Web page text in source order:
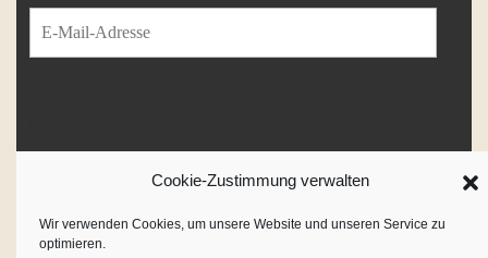
Cookie-Zustimmung verwalten
Wir verwenden Cookies, um unsere Website und unseren Service zu
optimieren.
E-Mail-Adresse
Schließe dich 233 anderen Abonnenten an